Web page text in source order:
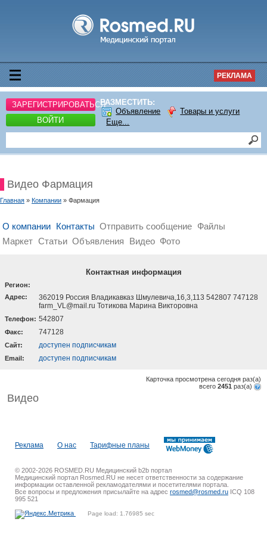
РЕКЛАМА
ЗАРЕГИСТРИРОВАТЬСЯ
ВОЙТИ
РАЗМЕСТИТЬ:
Объявление
Товары и услуги
Еще...
Видео Фармация
Главная » Компании » Фармация
О компании Контакты Отправить сообщение Файлы
Маркет Статьи Объявления Видео Фото
Контактная информация
Регион:
Адрес:
362019 Россия Владикавказ Шмулевича,16,3,113 542807 747128
farm_VL@mail.ru Тотикова Марина Викторовна
Телефон: 542807
Факс: 747128
Cайт: доступен подписчикам
Email: доступен подписчикам
Карточка просмотрена сегодня раз(a)
всего 2451 раз(a)
Видео
Реклама О нас Тарифные планы
© 2002-2026 ROSMED.RU Медицинский b2b портал
Медицинский портал Rosmed.RU не несет ответственности за содержание
информации оставленной рекламодателями и посетителями портала.
Все вопросы и предложения присылайте на адрес rosmed@rosmed.ru ICQ 108
995 521
Page load: 1.76985 sec